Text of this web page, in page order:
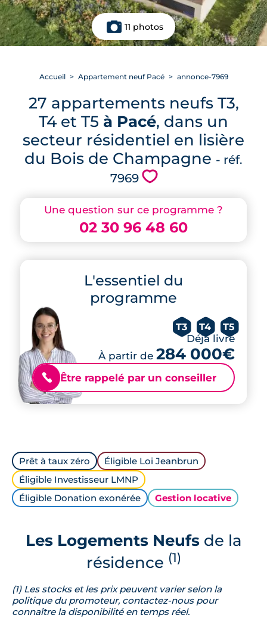
11 photos
Une question sur ce programme ?
02 30 96 48 60
L'essentiel du
programme
T3 T4 T5
Déjà livré
À partir de 284 000€
📞 Être rappelé par un conseiller
Accueil Appartement neuf Pacé annonce-7969
27 appartements neufs T3,
T4 et T5 à Pacé, dans un
secteur résidentiel en lisière
du Bois de Champagne - réf.
7969 💗
Prêt à taux zéro
Éligible Loi Jeanbrun
Éligible Investisseur LMNP
Éligible Donation exonérée
Gestion locative
Les Logements Neufsde la
résidence (1)
(1) Les stocks et les prix peuvent varier selon la
politique du promoteur, contactez-nous pour
connaître la disponibilité en temps réel.